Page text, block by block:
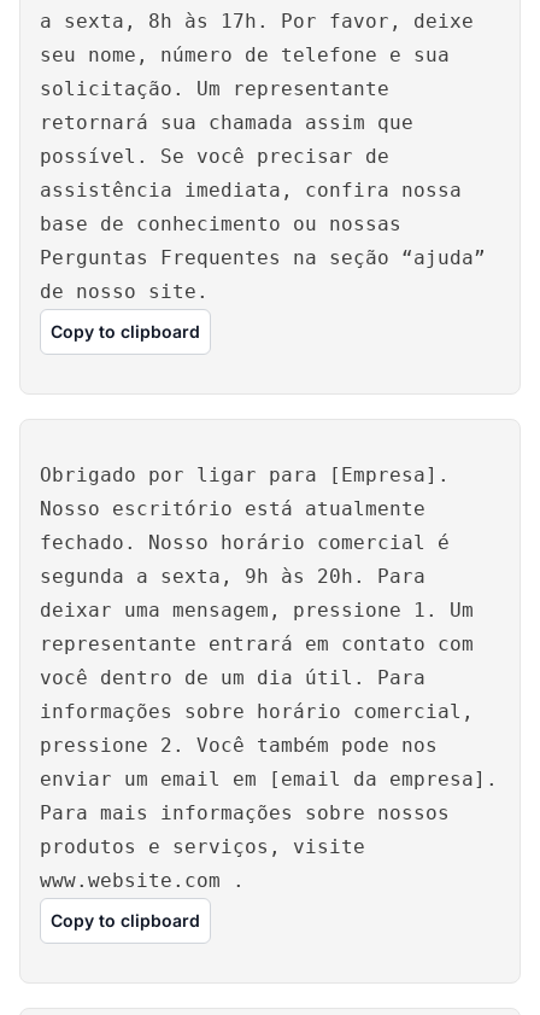
a sexta, 8h às 17h. Por favor, deixe
seu nome, número de telefone e sua
solicitação. Um representante
retornará sua chamada assim que
possível. Se você precisar de
assistência imediata, confira nossa
base de conhecimento ou nossas
Perguntas Frequentes na seção “ajuda”
de nosso site.
Copy to clipboard
Obrigado por ligar para [Empresa].
Nosso escritório está atualmente
fechado. Nosso horário comercial é
segunda a sexta, 9h às 20h. Para
deixar uma mensagem, pressione 1. Um
representante entrará em contato com
você dentro de um dia útil. Para
informações sobre horário comercial,
pressione 2. Você também pode nos
enviar um email em [email da empresa].
Para mais informações sobre nossos
produtos e serviços, visite
www.website.com .
Copy to clipboard